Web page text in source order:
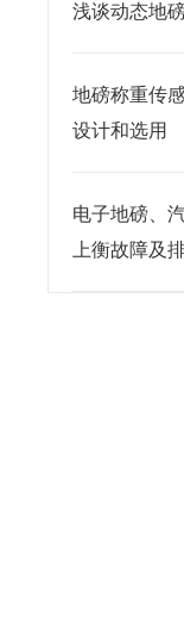
浅谈动态地
地磅称重传
设计和选用
电子地磅、
上衡故障及